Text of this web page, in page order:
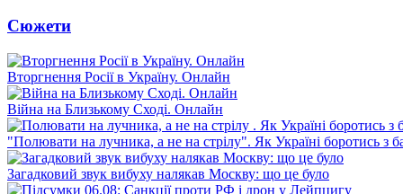
Сюжети
Вторгнення Росії в Україну. Онлайн
Війна на Близькому Сході. Онлайн
"Полювати на лучника, а не на стрілу". Як Україні боротись з
Загадковий звук вибуху налякав Москву: що це було